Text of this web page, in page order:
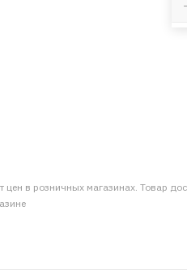
цен в розничных магазинах. Товар